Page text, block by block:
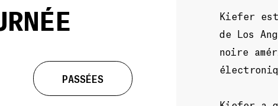
PASSÉES
Kiefer
de Los
noire